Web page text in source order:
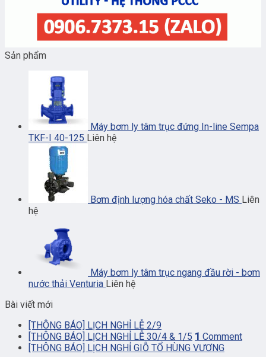
Sản phẩm
Máy bơm ly tâm trục đứng In-line Sempa
TKF-I 40-125 Liên hệ
Bơm định lượng hóa chất Seko - MS Liên
hệ
Máy bơm ly tâm trục ngang đầu rời - bơm
nước thải Venturia Liên hệ
Bài viết mới
[THÔNG BÁO] LỊCH NGHỈ LỄ 2/9
[THÔNG BÁO] LỊCH NGHỈ LỄ 30/4 & 1/5 1 Comment
[THÔNG BÁO] LỊCH NGHỈ GIỖ TỔ HÙNG VƯƠNG